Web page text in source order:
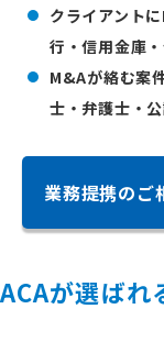
クライアント
行・信用金庫
M&Aが絡む案
士・弁護士・公
業務提携のご
ACAが選ばれ